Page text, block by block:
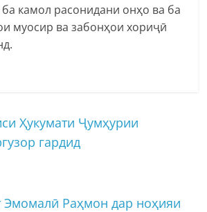
камол расонидани онҳо ва ба
муосир ва забонҳои хориҷӣ
Ҳукумати Ҷумҳурии
гардид
Эмомалӣ Раҳмон дар ноҳияи